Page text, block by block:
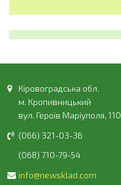
Кіровоградська обл.
м. Кропивницький
вул. Героїв Маріуполя, 110
(066) 321-03-36
(068) 710-79-54
info@newsklad.com